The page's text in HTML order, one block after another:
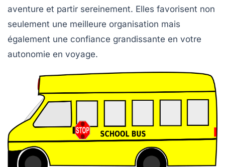
aventure et partir sereinement. Elles favorisent non
seulement une meilleure organisation mais
également une confiance grandissante en votre
autonomie en voyage.